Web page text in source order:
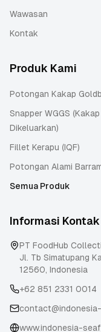
Wawasan
Kontak
Produk Kami
Potongan Kakap
Snapper WGGS
Dikeluarkan)
Fillet Kerapu (IQF)
Potongan Alami
Semua Produk
Informasi Kontak
PT FoodHub
Jl. Tb Simatupang
12560, Indonesia
+62 851 2331 0014
www.indonesia-